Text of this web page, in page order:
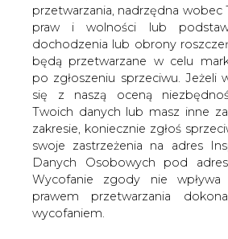
przetwarzania, nadrzędna wobec
praw i wolności lub
dochodzenia lub obrony
będą przetwarzane w celu
po zgłoszeniu sprzeciwu. Jeżeli
się z naszą oceną
Twoich danych lub masz inne
zakresie, koniecznie zgłoś
swoje zastrzeżenia na adres
Danych Osobowych pod adres
Wycofanie zgody nie
prawem przetwarzania
wycofaniem.
W Kopalni Węgla
Bełchatów, należącej do
Górnictwo i Energetyka
Konwencjonalna z Grupy
się kolejny etap
brzegowej przyszłych
powstaną na terenie
zakończeniu wydobycia.